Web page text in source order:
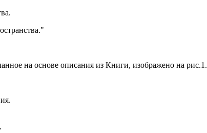
на основе описания из Книги, изображено на рис.1.